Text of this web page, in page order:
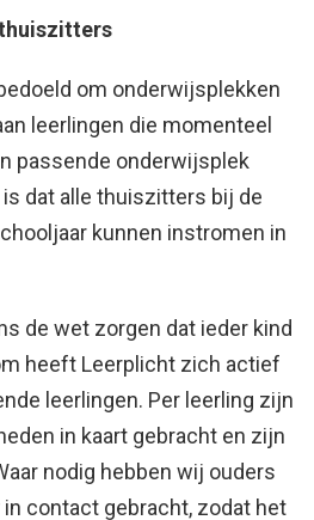
om onderwijsplekken
leerlingen die momenteel
passende onderwijsplek
dat alle thuiszitters bij de
kunnen instromen in
de wet zorgen dat ieder kind
heeft Leerplicht zich actief
leerlingen. Per leerling zijn
in kaart gebracht en zijn
nodig hebben wij ouders
contact gebracht, zodat het